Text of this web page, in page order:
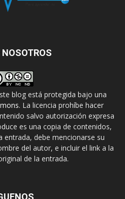
NOSOTROS
blog está protegida bajo una
. La licencia prohíbe hacer
salvo autorización expresa
es una copia de contenidos,
entrada, debe mencionarse su
del autor, e incluir el link a la
de la entrada.